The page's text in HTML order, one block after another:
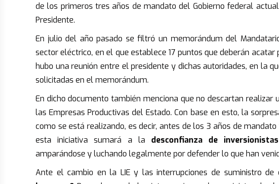
de los primeros tres años de mandato del Gobierno federal
Presidente.
En julio del año pasado se filtró un memorándum del
sector eléctrico, en el que establece 17 puntos que deberán
hubo una reunión entre el presidente y dichas autoridades, en la
solicitadas en el memorándum.
En dicho documento también menciona que no descartan
las Empresas Productivas del Estado. Con base en esto, la
como se está realizando, es decir, antes de los 3 años de
esta iniciativa sumará a la desconfianza de
amparándose y luchando legalmente por defender lo que han
Ante el cambio en la LIE y las interrupciones de suministro de